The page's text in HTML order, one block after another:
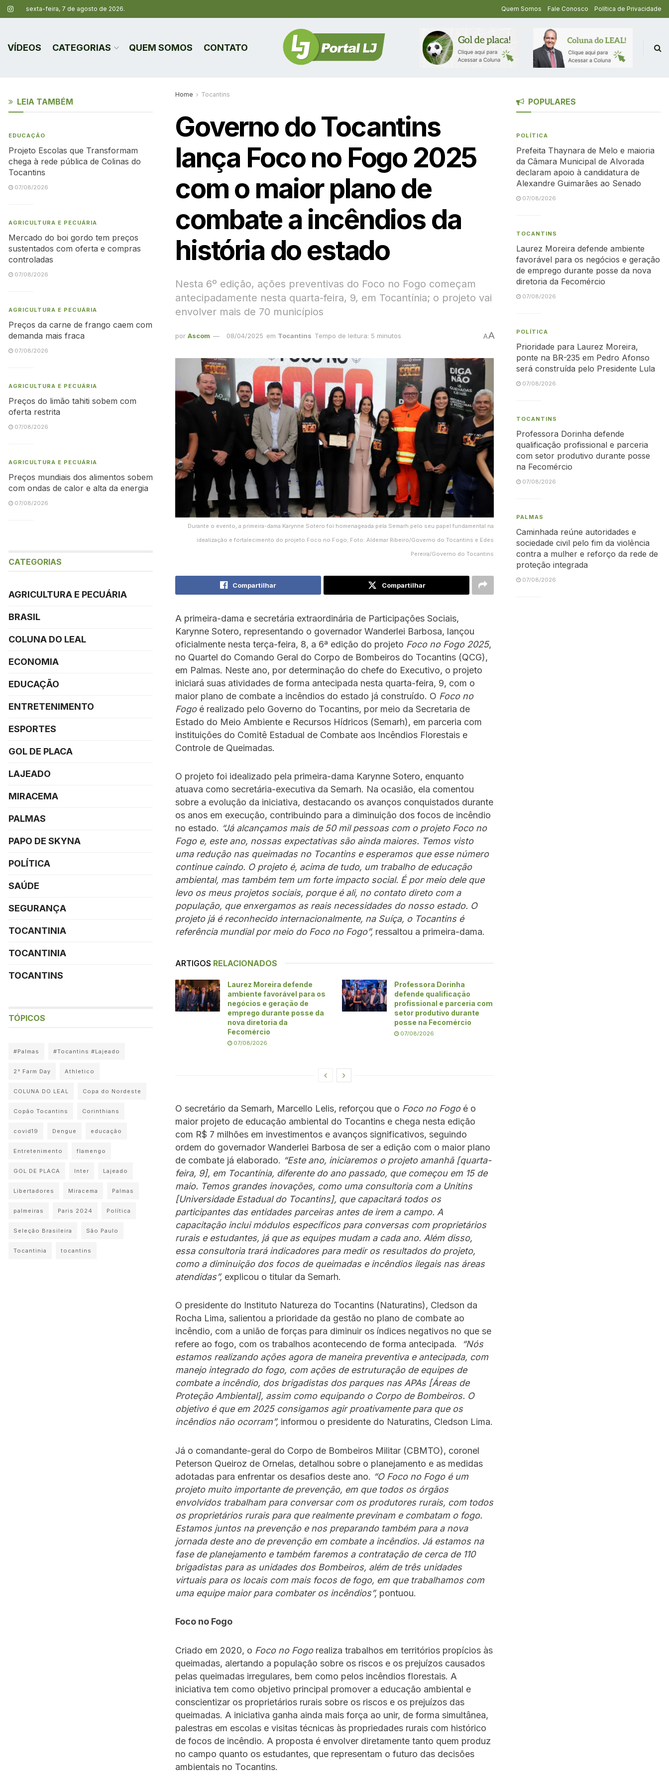
sexta-feira, 7 de agosto de 2026. Quem Somos Fale Conosco Política de Privacidade
VÍDEOS CATEGORIAS QUEM SOMOS CONTATO
Home Tocantins
Governo do Tocantins
lança Foco no Fogo 2025
com o maior plano de
combate a incêndios da
história do estado
Nesta 6º edição, ações preventivas do Foco no Fogo começam
antecipadamente nesta quarta-feira, 9, em Tocantínia; o projeto vai
envolver mais de 70 municípios
por Ascom 08/04/2025 em Tocantins Tempo de leitura: 5 minutos AA
Durante o evento, a primeira-dama Karynne Sotero foi homenageada pela Semarh pelo seu papel fundamental na
idealização e fortalecimento do projeto Foco no Fogo; Foto: Aldemar Ribeiro/Governo do Tocantins e Edes
Pereira/Governo do Tocantins
Compartilhar Compartilhar
A primeira-dama e secretária extraordinária de Participações Sociais,
Karynne Sotero, representando o governador Wanderlei Barbosa, lançou
oficialmente nesta terça-feira, 8, a 6ª edição do projeto Foco no Fogo 2025,
no Quartel do Comando Geral do Corpo de Bombeiros do Tocantins (QCG),
em Palmas. Neste ano, por determinação do chefe do Executivo, o projeto
iniciará suas atividades de forma antecipada nesta quarta-feira, 9, com o
maior plano de combate a incêndios do estado já construído. O Foco no
Fogoé realizado pelo Governo do Tocantins, por meio da Secretaria de
Estado do Meio Ambiente e Recursos Hídricos (Semarh), em parceria com
instituições do Comitê Estadual de Combate aos Incêndios Florestais e
Controle de Queimadas.
O projeto foi idealizado pela primeira-dama Karynne Sotero, enquanto
atuava como secretária-executiva da Semarh. Na ocasião, ela comentou
sobre a evolução da iniciativa, destacando os avanços conquistados durante
os anos em execução, contribuindo para a diminuição dos focos de incêndio
no estado. “Já alcançamos mais de 50 mil pessoas com o projeto Foco no
Fogo e, este ano, nossas expectativas são ainda maiores. Temos visto
uma redução nas queimadas no Tocantins e esperamos que esse número
continue caindo. O projeto é, acima de tudo, um trabalho de educação
ambiental, mas também tem um forte impacto social. É por meio dele que
levo os meus projetos sociais, porque é ali, no contato direto com a
população, que enxergamos as reais necessidades do nosso estado. O
projeto já é reconhecido internacionalmente, na Suíça, o Tocantins é
referência mundial por meio do Foco no Fogo”, ressaltou a primeira-dama.
ARTIGOS RELACIONADOS
Laurez Moreira defende
ambiente favorável para os
negócios e geração de
emprego durante posse da
nova diretoria da
Fecomércio
07/08/2026
Professora Dorinha
defende qualificação
profissional e parceria com
setor produtivo durante
posse na Fecomércio
07/08/2026
O secretário da Semarh, Marcello Lelis, reforçou que o Foco no Fogo é o
maior projeto de educação ambiental do Tocantins e chega nesta edição
com R$ 7 milhões em investimentos e avanços significativos, seguindo
ordem do governador Wanderlei Barbosa de ser a edição com o maior plano
de combate já elaborado. “Este ano, iniciaremos o projeto amanhã [quarta-
feira, 9], em Tocantínia, diferente do ano passado, que começou em 15 de
maio. Temos grandes inovações, como uma consultoria com a Unitins
[Universidade Estadual do Tocantins], que capacitará todos os
participantes das entidades parceiras antes de irem a campo. A
capacitação inclui módulos específicos para conversas com proprietários
rurais e estudantes, já que as equipes mudam a cada ano. Além disso,
essa consultoria trará indicadores para medir os resultados do projeto,
como a diminuição dos focos de queimadas e incêndios ilegais nas áreas
atendidas”, explicou o titular da Semarh.
O presidente do Instituto Natureza do Tocantins (Naturatins), Cledson da
Rocha Lima, salientou a prioridade da gestão no plano de combate ao
incêndio, com a união de forças para diminuir os índices negativos no que se
refere ao fogo, com os trabalhos acontecendo de forma antecipada.
“Nós
estamos realizando ações agora de maneira preventiva e antecipada, com
manejo integrado do fogo, com ações de estruturação de equipes de
combate a incêndio, dos brigadistas dos parques nas APAs [Áreas de
Proteção Ambiental], assim como equipando o Corpo de Bombeiros. O
objetivo é que em 2025 consigamos agir proativamente para que os
incêndios não ocorram”, informou o presidente do Naturatins, Cledson Lima.
Já o comandante-geral do Corpo de Bombeiros Militar (CBMTO), coronel
Peterson Queiroz de Ornelas, detalhou sobre o planejamento e as medidas
adotadas para enfrentar os desafios deste ano. “O Foco no Fogo é um
projeto muito importante de prevenção, em que todos os órgãos
envolvidos trabalham para conversar com os produtores rurais, com todos
os proprietários rurais para que realmente previnam e combatam o fogo.
Estamos juntos na prevenção e nos preparando também para a nova
jornada deste ano de prevenção em combate a incêndios. Já estamos na
fase de planejamento e também faremos a contratação de cerca de 110
brigadistas para as unidades dos Bombeiros, além de três unidades
virtuais para os locais com mais focos de fogo, em que trabalhamos com
uma equipe maior para combater os incêndios”, pontuou.
Foco no Fogo
Criado em 2020, o Foco no Fogorealiza trabalhos em territórios propícios às
queimadas, alertando a população sobre os riscos e os prejuízos causados
pelas queimadas irregulares, bem como pelos incêndios florestais. A
iniciativa tem como objetivo principal promover a educação ambiental e
conscientizar os proprietários rurais sobre os riscos e os prejuízos das
queimadas. A iniciativa ganha ainda mais força ao unir, de forma simultânea,
palestras em escolas e visitas técnicas às propriedades rurais com histórico
de focos de incêndio. A proposta é envolver diretamente tanto quem produz
no campo quanto os estudantes, que representam o futuro das decisões
ambientais no Tocantins.
LEIA TAMBÉM
EDUCAÇÃO
Projeto Escolas que Transformam
chega à rede pública de Colinas do
Tocantins
07/08/2026
AGRICULTURA E PECUÁRIA
Mercado do boi gordo tem preços
sustentados com oferta e compras
controladas
07/08/2026
AGRICULTURA E PECUÁRIA
Preços da carne de frango caem com
demanda mais fraca
07/08/2026
AGRICULTURA E PECUÁRIA
Preços do limão tahiti sobem com
oferta restrita
07/08/2026
AGRICULTURA E PECUÁRIA
Preços mundiais dos alimentos sobem
com ondas de calor e alta da energia
07/08/2026
CATEGORIAS
AGRICULTURA E PECUÁRIA
BRASIL
COLUNA DO LEAL
ECONOMIA
EDUCAÇÃO
ENTRETENIMENTO
ESPORTES
GOL DE PLACA
LAJEADO
MIRACEMA
PALMAS
PAPO DE SKYNA
POLÍTICA
SAÚDE
SEGURANÇA
TOCANTINIA
TOCANTINIA
TOCANTINS
TÓPICOS
#Palmas #Tocantins #Lajeado
2° Farm Day Athletico
COLUNA DO LEAL Copa do Nordeste
Copão Tocantins Corinthians
covid19 Dengue educação
Entretenimento flamengo
GOL DE PLACA Inter Lajeado
Libertadores Miracema Palmas
palmeiras Paris 2024 Política
Seleção Brasileira São Paulo
Tocantinia tocantins
POPULARES
POLÍTICA
Prefeita Thaynara de Melo e maioria
da Câmara Municipal de Alvorada
declaram apoio à candidatura de
Alexandre Guimarães ao Senado
07/08/2026
TOCANTINS
Laurez Moreira defende ambiente
favorável para os negócios e geração
de emprego durante posse da nova
diretoria da Fecomércio
07/08/2026
POLÍTICA
Prioridade para Laurez Moreira,
ponte na BR-235 em Pedro Afonso
será construída pelo Presidente Lula
07/08/2026
TOCANTINS
Professora Dorinha defende
qualificação profissional e parceria
com setor produtivo durante posse
na Fecomércio
07/08/2026
PALMAS
Caminhada reúne autoridades e
sociedade civil pelo fim da violência
contra a mulher e reforço da rede de
proteção integrada
07/08/2026